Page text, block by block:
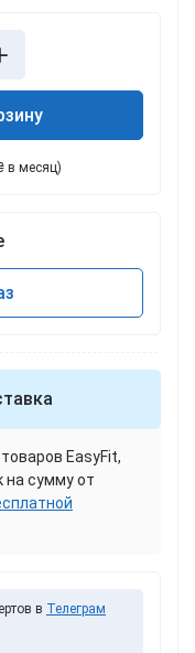
в месяц)
EasyFit,
на сумму от
в Телеграм